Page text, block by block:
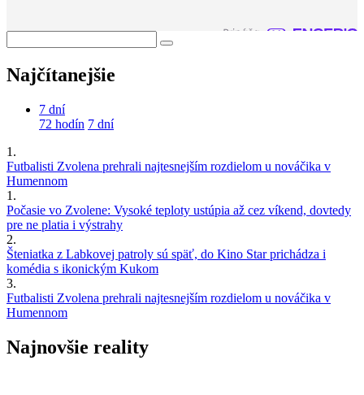
Najčítanejšie
7 dní
72 hodín 7 dní
1.
Futbalisti Zvolena prehrali najtesnejším rozdielom u nováčika v
Humennom
1.
Počasie vo Zvolene: Vysoké teploty ustúpia až cez víkend, dovtedy
pre ne platia i výstrahy
2.
Šteniatka z Labkovej patroly sú späť, do Kino Star prichádza i
komédia s ikonickým Kukom
3.
Futbalisti Zvolena prehrali najtesnejším rozdielom u nováčika v
Humennom
Najnovšie reality